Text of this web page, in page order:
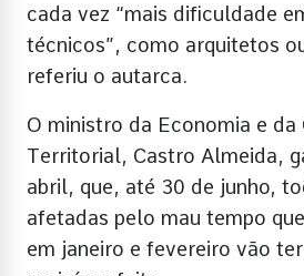
cada vez “mais dificuldade
técnicos”, como arquitetos
referiu o autarca.
O ministro da Economia e da
Territorial, Castro Almeida,
abril, que, até 30 de junho,
afetadas pelo mau tempo
em janeiro e fevereiro vão